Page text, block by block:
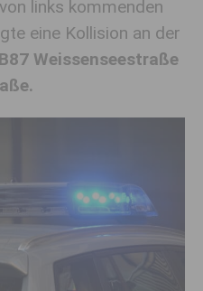
links kommenden
eine Kollision an der
B87 Weissenseestraße